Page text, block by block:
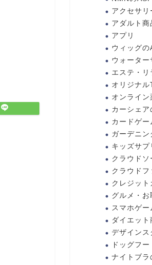
アクセサリ
アダルト商
アプリ
ウィッグの
ウォーター
エステ・
オリジナ
オンライン
カーシェア
カードゲー
ガーデニン
キッズサプ
クラウド
クラウド
クレジット
グルメ・
スマホゲー
ダイエッ
デザインス
ドッグフ
ナイトブラ